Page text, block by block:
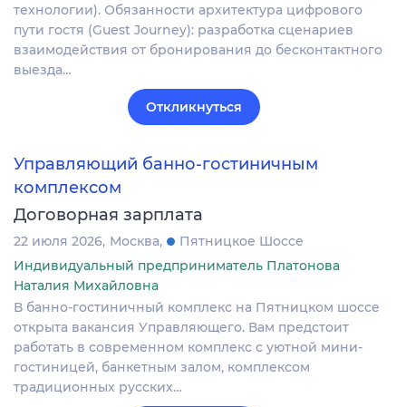
технологии). Обязанности архитектура цифрового
пути гостя (Guest Journey): разработка сценариев
взаимодействия от бронирования до бесконтактного
выезда…
Откликнуться
Управляющий банно-гостиничным
комплексом
Договорная зарплата
22 июля 2026 Москва
Пятницкое Шоссе
Индивидуальный предприниматель Платонова
Наталия Михайловна
В банно-гостиничный комплекс на Пятницком шоссе
открыта вакансия Управляющего. Вам предстоит
работать в современном комплекс с уютной мини-
гостиницей, банкетным залом, комплексом
традиционных русских…